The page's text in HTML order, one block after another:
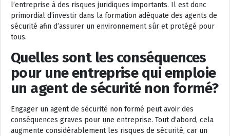
l’entreprise à des risques juridiques importants. Il est donc
primordial d’investir dans la formation adéquate des agents de
sécurité afin d’assurer un environnement sûr et protégé pour
tous.
Quelles sont les conséquences
pour une entreprise qui emploie
un agent de sécurité non formé?
Engager un agent de sécurité non formé peut avoir des
conséquences graves pour une entreprise. Tout d’abord, cela
augmente considérablement les risques de sécurité, car un